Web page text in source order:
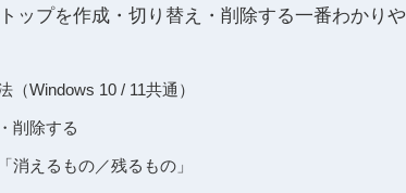
ップを作成・切り替え・削除する一番わかりや
Windows 10 / 11共通）
削除する
えるもの／残るもの」